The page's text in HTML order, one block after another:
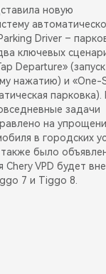
новую
Driver –
ключевых
Departure»
нажатию) и «One-
задачи
на
в городских
было
Chery VPD будет
7 и Tiggo 8.